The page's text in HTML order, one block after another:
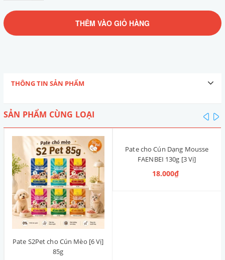
THÊM VÀO GIỎ HÀNG
THÔNG TIN SẢN PHẨM
SẢN PHẨM CÙNG LOẠI
Pate S2Pet cho Cún Mèo [6 Vị]
85g
Pate cho Cún Dạng Mousse
FAENBEI 130g [3 Vị]
18.000₫